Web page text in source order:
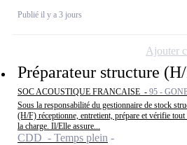
Publié il y a 3 jours
Préparateur structure
SOC ACOUSTIQUE FRANCAISE - 95 -
Sous la responsabilité du gestionnaire de stock
(H/F) réceptionne, entretient, prépare et vérifie
la charge. Il/Elle assure...
CDD - Temps plein
Ajouter